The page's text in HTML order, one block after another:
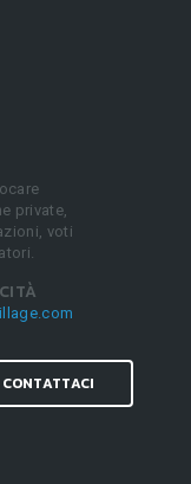
private,
voti
CONTATTACI